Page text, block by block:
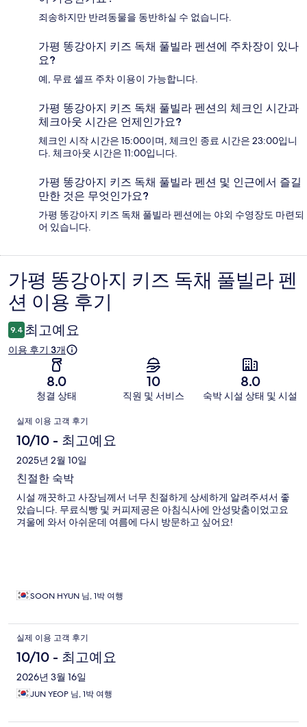
죄송하지만 반려동물을 동반하실 수 없습니다.
가평 똥강아지 키즈 독채 풀빌라 펜션에 주차장이 있나
요?
예, 무료 셀프 주차 이용이 가능합니다.
가평 똥강아지 키즈 독채 풀빌라 펜션의 체크인 시간과
체크아웃 시간은 언제인가요?
체크인 시작 시간은 15:00이며, 체크인 종료 시간은 23:00입니
다. 체크아웃 시간은 11:00입니다.
가평 똥강아지 키즈 독채 풀빌라 펜션 및 인근에서 즐길
만한 것은 무엇인가요?
가평 똥강아지 키즈 독채 풀빌라 펜션에는 야외 수영장도 마련되
어 있습니다.
이
용
후
기
가평 똥강아지 키즈 독채 풀빌라 펜
션 이용 후기
9.4 최고예요
이용 후기 3개
8.0
청결 상태
10
직원 및 서비스
8.0
숙박 시설 상태 및 시설
이
용
후
기
실제 이용 고객 후기
10/10 - 최고예요
2025년 2월 10일
친절한 숙박
시설 깨끗하고 사장님께서 너무 친절하게 상세하게 알려주셔서 좋
았습니다. 무료식빵 및 커피제공은 아침식사에 안성맞춤이었고요
겨울에 와서 아쉬운데 여름에 다시 방문하고 싶어요!
SOON HYUN 님, 1박 여행
실제 이용 고객 후기
10/10 - 최고예요
2026년 3월 16일
JUN YEOP 님, 1박 여행